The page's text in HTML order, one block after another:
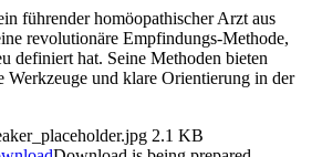
führender homöopathischer Arzt aus
revolutionäre Empfindungs-Methode,
definiert hat. Seine Methoden bieten
Werkzeuge und klare Orientierung in der
2.1 KB